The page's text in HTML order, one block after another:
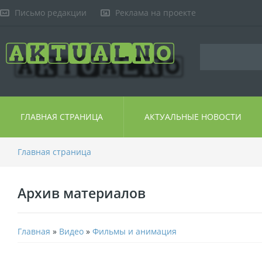
Письмо редакции Реклама на проекте
ГЛАВНАЯ СТРАНИЦА АКТУАЛЬНЫЕ НОВОСТИ
Главная страница
Архив материалов
Главная » Видео » Фильмы и анимация